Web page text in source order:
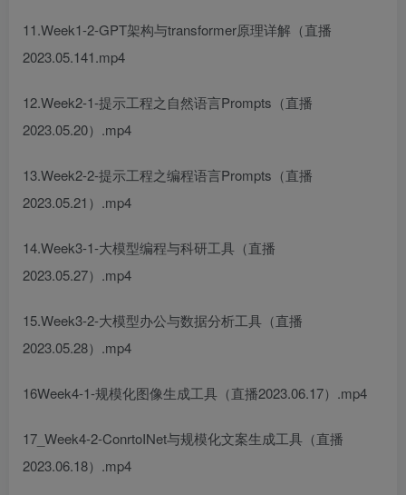
11.Week1-2-GPT架构与transformer原理详解（直播
2023.05.141.mp4
12.Week2-1-提示工程之自然语言Prompts（直播
2023.05.20）.mp4
13.Week2-2-提示工程之编程语言Prompts（直播
2023.05.21）.mp4
14.Week3-1-大模型编程与科研工具（直播
2023.05.27）.mp4
15.Week3-2-大模型办公与数据分析工具（直播
2023.05.28）.mp4
16Week4-1-规模化图像生成工具（直播2023.06.17）.mp4
17_Week4-2-ConrtoINet与规模化文案生成工具（直播
2023.06.18）.mp4